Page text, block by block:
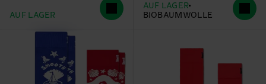
AUF LAGER
AUF LAGER
BIOBAUMWOLLE